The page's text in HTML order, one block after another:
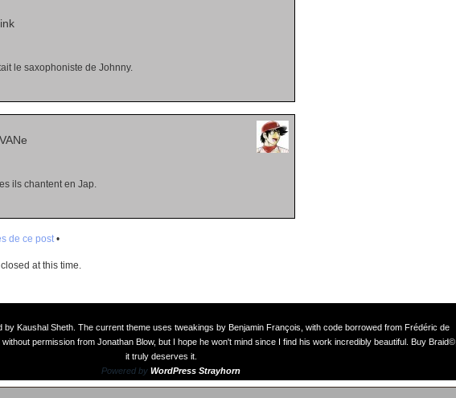
le saxophoniste de Johnny.
ils chantent en Jap.
de ce post•
at this time.
by Kaushal Sheth. The current theme uses tweakings by Benjamin François , with code borrowed from Frédéric de
permission from Jonathan Blow, but I hope he won't mind since I find his work incredibly beautiful. Buy Braid©,
it truly deserves it.
Powered by WordPress Strayhorn